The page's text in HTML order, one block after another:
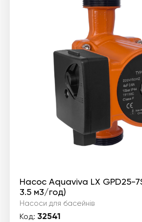
Насос Aquaviva LX GPD25-
3.5 м3/год)
Насоси для басейнів
Код: 32541